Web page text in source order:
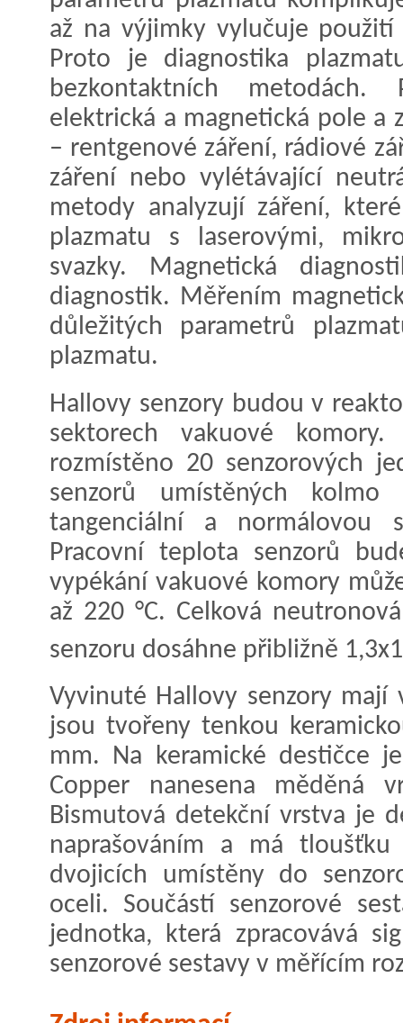
až na výjimky vylučuje
Proto je diagnostika
bezkontaktních metodách.
elektrická a magnetická pole a
– rentgenové záření, rádiové
záření nebo vylétávající
metody analyzují záření,
plazmatu s laserovými,
svazky. Magnetická
diagnostik. Měřením
důležitých parametrů
plazmatu.
Hallovy senzory budou v
sektorech vakuové
rozmístěno 20 senzorových
senzorů umístěných
tangenciální a normálovou
Pracovní teplota senzorů
vypékání vakuové komory
až 220 °C. Celková
senzoru dosáhne přibližně
Vyvinuté Hallovy senzory
jsou tvořeny tenkou
mm. Na keramické destičce
Copper nanesena měděná
Bismutová detekční vrstva je
naprašováním a má
dvojicích umístěny do
oceli. Součástí senzorové
jednotka, která zpracovává
senzorové sestavy v měřícím